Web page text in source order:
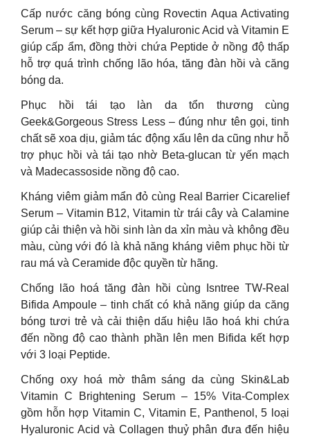
Cấp nước căng bóng cùng Rovectin Aqua Activating
Serum – sự kết hợp giữa Hyaluronic Acid và Vitamin E
giúp cấp ẩm, đồng thời chứa Peptide ở nồng độ thấp
hỗ trợ quá trình chống lão hóa, tăng đàn hồi và căng
bóng da.
Phục hồi tái tạo làn da tổn thương cùng
Geek&Gorgeous Stress Less – đúng như tên gọi, tinh
chất sẽ xoa dịu, giảm tác động xấu lên da cũng như hỗ
trợ phục hồi và tái tạo nhờ Beta-glucan từ yến mạch
và Madecassoside nồng độ cao.
Kháng viêm giảm mẩn đỏ cùng Real Barrier Cicarelief
Serum – Vitamin B12, Vitamin từ trái cây và Calamine
giúp cải thiện và hồi sinh làn da xỉn màu và không đều
màu, cùng với đó là khả năng kháng viêm phục hồi từ
rau má và Ceramide độc quyền từ hãng.
Chống lão hoá tăng đàn hồi cùng Isntree TW-Real
Bifida Ampoule – tinh chất có khả năng giúp da căng
bóng tươi trẻ và cải thiện dấu hiệu lão hoá khi chứa
đến nồng độ cao thành phần lên men Bifida kết hợp
với 3 loại Peptide.
Chống oxy hoá mờ thâm sáng da cùng Skin&Lab
Vitamin C Brightening Serum – 15% Vita-Complex
gồm hỗn hợp Vitamin C, Vitamin E, Panthenol, 5 loại
Hyaluronic Acid và Collagen thuỷ phân đưa đến hiệu